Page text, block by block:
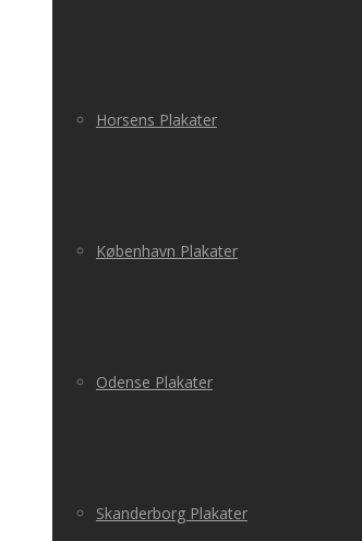
Horsens Plakater
København Plakater
Odense Plakater
Skanderborg Plakater